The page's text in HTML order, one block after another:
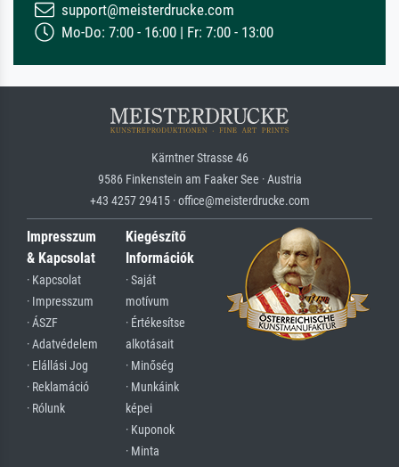
support@meisterdrucke.com
Mo-Do: 7:00 - 16:00 | Fr: 7:00 - 13:00
Kärntner Strasse 46
9586 Finkenstein am Faaker See · Austria
+43 4257 29415 · office@meisterdrucke.com
Impresszum
& Kapcsolat
· Kapcsolat
· Impresszum
· ÁSZF
· Adatvédelem
· Elállási Jog
· Reklamáció
· Rólunk
Kiegészítő
Információk
· Saját
motívum
· Értékesítse
alkotásait
· Minőség
· Munkáink
képei
· Kuponok
· Minta